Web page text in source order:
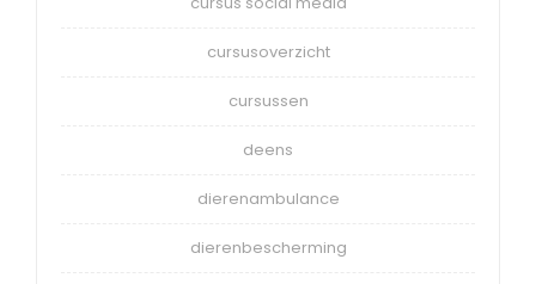
cursusoverzicht
cursussen
deens
dierenambulance
dierenbescherming